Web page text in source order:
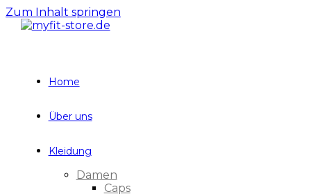
Zum Inhalt springen
Home
Über uns
Kleidung
Damen
Caps